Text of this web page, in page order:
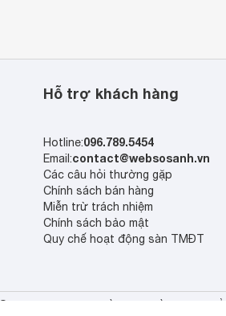
Hỗ trợ khách hàng
Hotline:096.789.5454
Email:contact@websosanh.vn
Các câu hỏi thường gặp
Chính sách bán hàng
Miễn trừ trách nhiệm
Chính sách bảo mật
Quy chế hoạt động sàn TMĐT
© 2013 - 2023 Bản quyền thuộc về Công ty cổ